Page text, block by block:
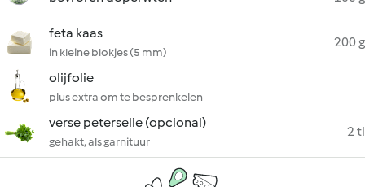
feta kaas
in kleine blokjes (5 mm)
200 g
olijfolie
plus extra om te besprenkelen
verse peterselie (opcional)
gehakt, als garnituur
2 tl